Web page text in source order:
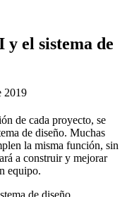
el sistema de
2019
de cada proyecto, se
de diseño. Muchas
la misma función, sin
a construir y mejorar
equipo.